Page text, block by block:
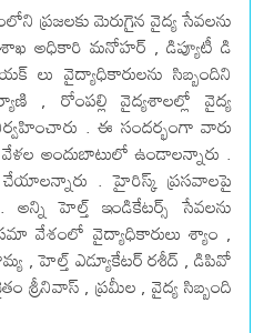
ప్రజలకు మెరుగైన వైద్య సేవలను
అధికారి మనోహర్ , డిప్యూటీ డి
వైద్యాధికారులను సిబ్బందిని
, రోంపల్లి వైద్యశాలల్లో వైద్య
. ఈ సందర్భంగా వారు
అందుబాటులో ఉండాలన్నారు .
చేయాలన్నారు . హైరిస్క్ ప్రసవాలపై
అన్ని హెల్త్ ఇండికేటర్స్ సేవలను
వేశంలో వైద్యాధికారులు శ్యాం ,
, హెల్త్ ఎడ్యూకేటర్ రశీద్ , డిపివో
శ్రీనివాస్ , ప్రమీల , వైద్య సిబ్బంది